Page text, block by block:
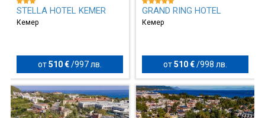
STELLA HOTEL KEMER
Кемер
от510 € /997 лв.
GRAND RING HOTEL
Кемер
от510 €/998 лв.